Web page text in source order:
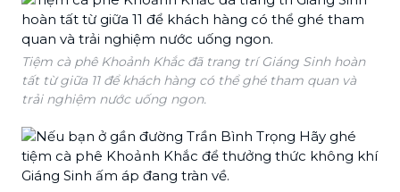
Tiệm cà phê Khoảnh Khắc đã trang trí Giáng Sinh hoàn
tất từ giữa 11 để khách hàng có thể ghé tham quan và
trải nghiệm nước uống ngon.